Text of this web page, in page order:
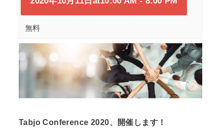
無料
Tabjo Conference 2020、開催します！